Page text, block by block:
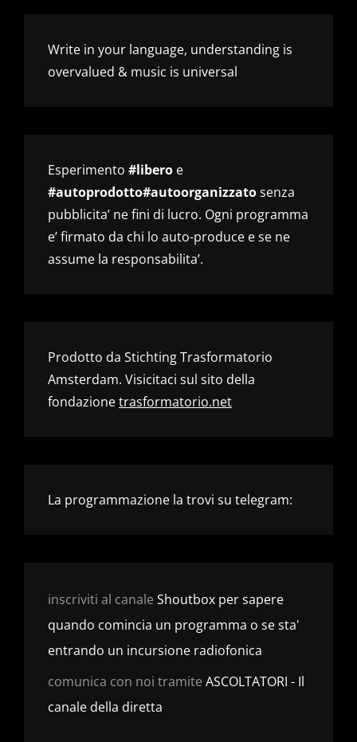
Write in your language, understanding is
overvalued & music is universal
Esperimento #libero e
#autoprodotto#autoorganizzatosenza
pubblicita’ ne fini di lucro. Ogni programma
e’ firmato da chi lo auto-produce e se ne
assume la responsabilita’.
Prodotto da Stichting Trasformatorio
Amsterdam. Visicitaci sul sito della
fondazionetrasformatorio.net
La programmazione la trovi su telegram:
inscriviti al canale Shoutbox per sapere
quando comincia un programma o se sta'
entrando un incursione radiofonica
comunica con noi tramite ASCOLTATORI - Il
canale della diretta